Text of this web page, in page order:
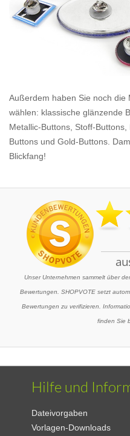
Außerdem haben Sie noch die
wählen: klassische glänzende
Metallic-Buttons, Stoff-
Buttons und Gold-Buttons.
Blickfang!
Unser Unternehmen sammelt über
Bewertungen. SHOPVOTE setzt
Bewertungen zu verifizieren.
finden Sie
Hilfe und
Dateivorgaben
Vorlagen-Downloads